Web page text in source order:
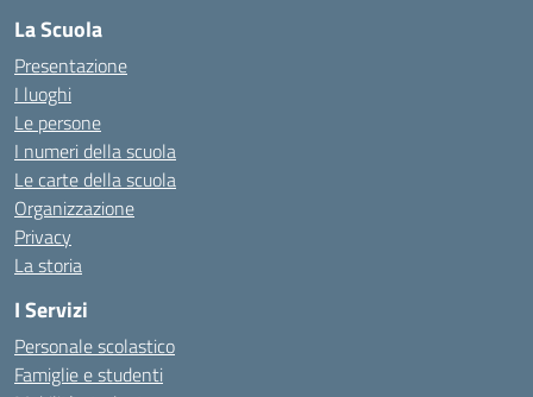
La Scuola
Presentazione
I luoghi
Le persone
I numeri della scuola
Le carte della scuola
Organizzazione
Privacy
La storia
I Servizi
Personale scolastico
Famiglie e studenti